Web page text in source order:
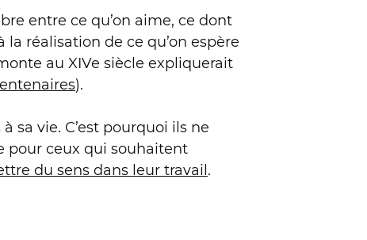
entre ce qu’on aime, ce dont
la réalisation de ce qu’on espère
au XIVe siècle expliquerait
).
sa vie. C’est pourquoi ils ne
pour ceux qui souhaitent
du sens dans leur travail .